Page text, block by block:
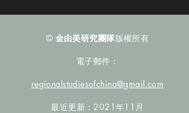
© 金由美研究團隊版權所有
電子郵件：
regionalstudiesofchina@gmail.com
最近更新：2021年11月